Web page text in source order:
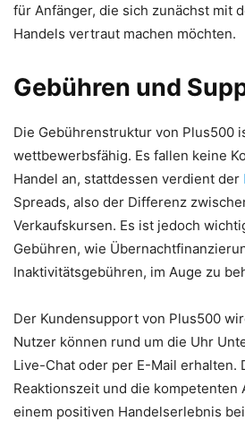
für Anfänger, die sich zunächst mit
Handels vertraut machen möchten.
Gebühren und
Die Gebührenstruktur von Plus500
wettbewerbsfähig. Es fallen keine
Handel an, stattdessen verdient der
Spreads, also der Differenz
Verkaufskursen. Es ist jedoch
Gebühren, wie
Inaktivitätsgebühren, im Auge zu
Der Kundensupport von Plus500
Nutzer können rund um die Uhr
Live-Chat oder per E-Mail erhalten.
Reaktionszeit und die kompetenten
einem positiven Handelserlebnis